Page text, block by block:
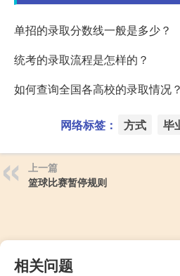
单招的录取分数线一般是多少？
统考的录取流程是怎样的？
如何查询全国各高校的录取情况？
网络标签： 方式 毕
上一篇
篮球比赛暂停规则
相关问题